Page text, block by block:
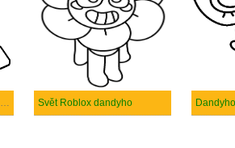
Obrázek Pebble z Dandy’s world roblox Svět Roblox dandyho